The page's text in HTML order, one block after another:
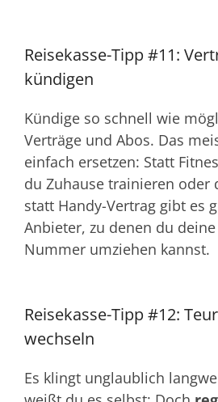
Reisekasse-Tipp #11:
kündigen
Kündige so schnell wie
Verträge und Abos. Das
einfach ersetzen: Statt
du Zuhause trainieren oder
statt Handy-Vertrag gibt es
Anbieter, zu denen du
Nummer umziehen kannst.
Reisekasse-Tipp #12:
wechseln
Es klingt unglaublich